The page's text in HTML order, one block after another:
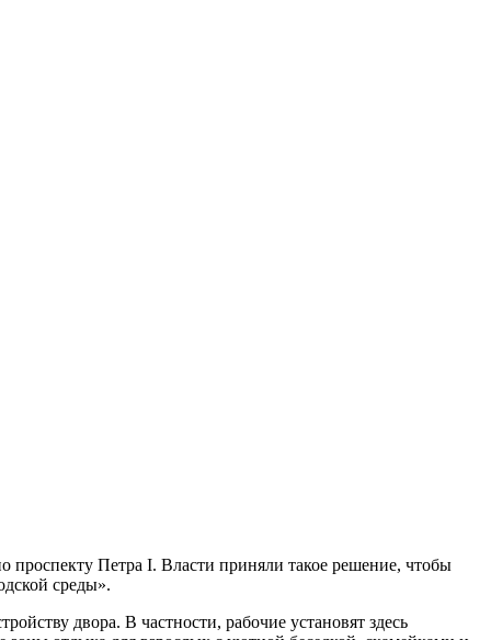
проспекту Петра I. Власти приняли такое решение, чтобы
среды».
двора. В частности, рабочие установят здесь